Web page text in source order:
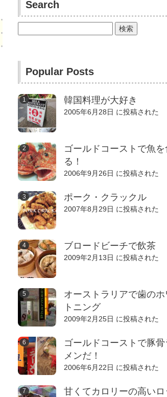
Search
索:
Popular Posts
韓国料理が大好き
2005年6月28日 に投稿された
ゴールドコーストで魚
る！
2006年9月26日 に投稿された
ポーク・クラックル
2007年8月29日 に投稿された
ブロードビーチで飲茶
2009年2月13日 に投稿された
オーストラリアで歯のホ
トニング
2009年2月25日 に投稿された
ゴールドコーストで豚骨
メンだ！
2006年6月22日 に投稿された
甘くてカロリーの高いロ